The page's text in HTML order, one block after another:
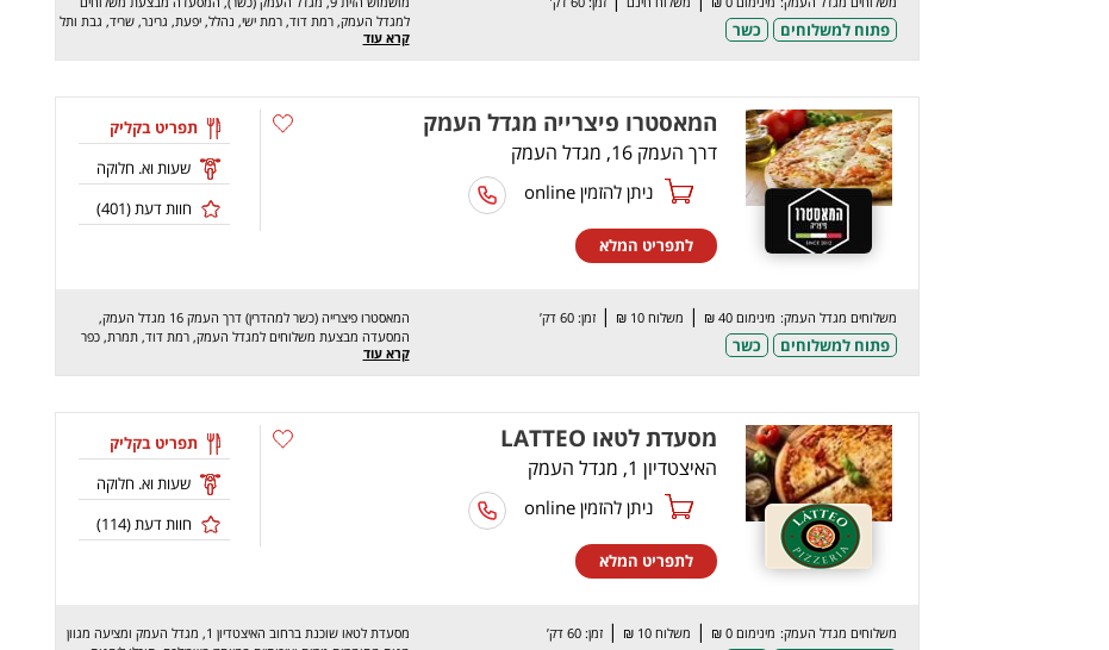
פתוח למשלוחים כשר
למגדל העמק, רמת דוד, רמת ישי, נהלל, יפעת, גרינר, שריד, גבת ותל
עדשים. המסעדה מציעה מגוון רחב של טורטיות: אנטריקוט, חזה
עוף, מיקס קבב ואנטריקוט ועוד. בנוסף מנות בשרים בבאגט, סלטים
ועוד. מחכים לכם לחוויה מהנה, שיהיה בתיאבון!
קרא עוד
המאסטרו פיצרייה מגדל העמק
דרך העמק 16, מגדל העמק
ניתן להזמין online
לתפריט המלא
תפריט בקליק
שעות וא. חלוקה
חוות דעת (401
)
משלוחים מגדל העמק: מינימום 40 ₪ | משלוח 10 ₪ | זמן: 60 דק’
פתוח למשלוחים כשר
המאסטרו פיצרייה (כשר למהדרין) דרך העמק 16 מגדל העמק,
המסעדה מבצעת משלוחים למגדל העמק, רמת דוד, תמרת, כפר
החורש, נהלל, יפעת, שריד, גבת, כפר ברוך, גניגר ותל עדשים,
מסעדת המאסטרו פיצרייה מציעה מגוון רחב של מנות טעימות
קלצונה, פיצה שקשוקה, ג'בטה שום ועוד..מחכים לכם לחוויה מהנה,
קרא עוד
מסעדת לטאו LATTEO
האיצטדיון 1, מגדל העמק
ניתן להזמין online
לתפריט המלא
תפריט בקליק
שעות וא. חלוקה
חוות דעת (114
)
משלוחים מגדל העמק: מינימום 0 ₪ | משלוח 10 ₪ | זמן: 60 דק’
מסעדת לטאו שוכנת ברחוב האיצטדיון 1, מגדל העמק ומציעה מגוון